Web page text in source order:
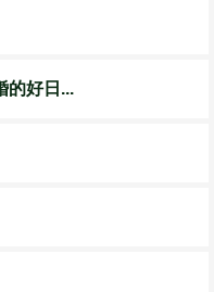
的好日...